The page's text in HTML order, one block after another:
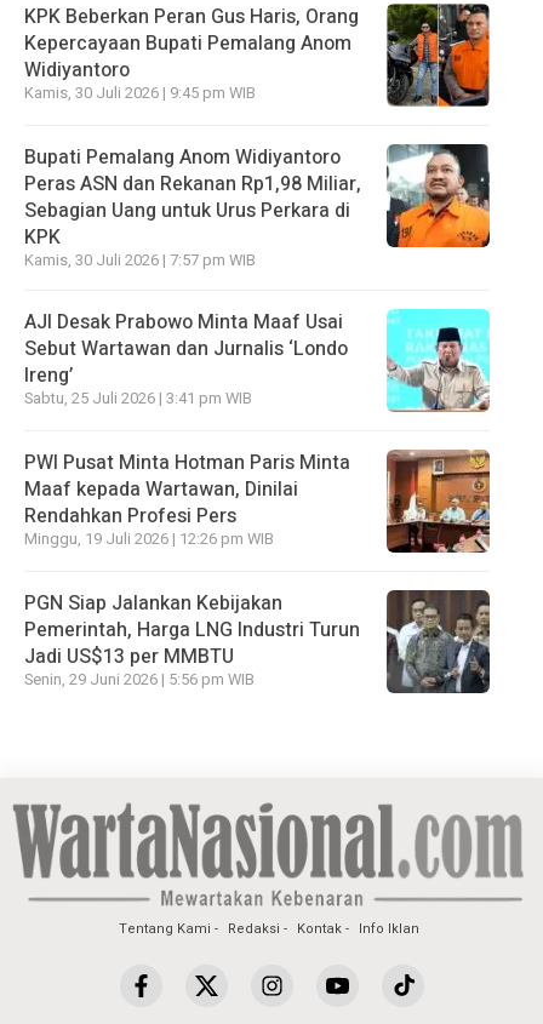
KPK Beberkan Peran Gus Haris, Orang
Kepercayaan Bupati Pemalang Anom
Widiyantoro
Kamis, 30 Juli 2026 | 9:45 pm WIB
Bupati Pemalang Anom Widiyantoro
Peras ASN dan Rekanan Rp1,98 Miliar,
Sebagian Uang untuk Urus Perkara di
KPK
Kamis, 30 Juli 2026 | 7:57 pm WIB
AJI Desak Prabowo Minta Maaf Usai
Sebut Wartawan dan Jurnalis ‘Londo
Ireng’
Sabtu, 25 Juli 2026 | 3:41 pm WIB
PWI Pusat Minta Hotman Paris Minta
Maaf kepada Wartawan, Dinilai
Rendahkan Profesi Pers
Minggu, 19 Juli 2026 | 12:26 pm WIB
PGN Siap Jalankan Kebijakan
Pemerintah, Harga LNG Industri Turun
Jadi US$13 per MMBTU
Senin, 29 Juni 2026 | 5:56 pm WIB
Tentang Kami Redaksi Kontak Info Iklan